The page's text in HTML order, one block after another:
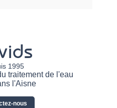
1995
traitement de l'eau
l'Aisne
nous